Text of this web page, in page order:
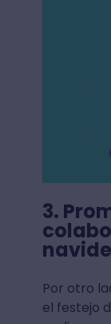
3.
Por otro
el festejo